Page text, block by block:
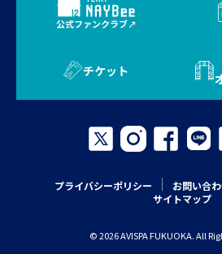
公式ファンクラブ
チケット
プライバシーポリシー お問い合
サイトマップ
© 2026 AVISPA FUKUOKA. All